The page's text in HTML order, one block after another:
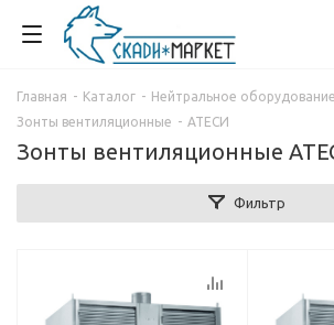
Главная - Каталог - Нейтральное оборудование
Зонты вентиляционные - АТЕСИ
Зонты вентиляционные
Фильтр